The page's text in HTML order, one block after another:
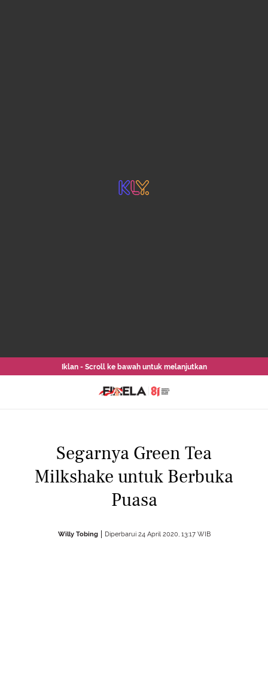
Iklan - Scroll ke bawah untuk melanjutkan
Segarnya Green Tea
Milkshake untuk Berbuka
Puasa
Willy Tobing Diperbarui 24 April 2020, 13:17 WIB